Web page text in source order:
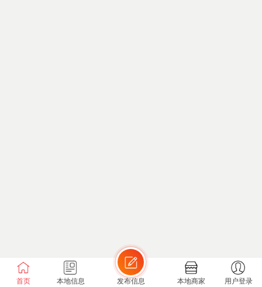
首页 本地信息 发布信息 本地商家 用户登录